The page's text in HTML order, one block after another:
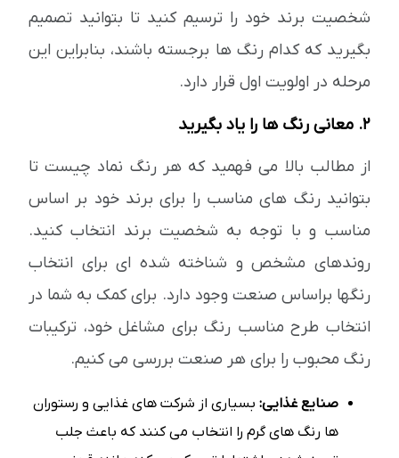
شخصیت برند خود را ترسیم کنید تا بتوانید تصمیم
بگیرید که کدام رنگ ها برجسته باشند، بنابراین این
مرحله در اولویت اول قرار دارد.
2. معانی رنگ ها را یاد بگیرید
از مطالب بالا می فهمید که هر رنگ نماد چیست تا
بتوانید رنگ های مناسب را برای برند خود بر اساس
مناسب و با توجه به شخصیت برند انتخاب کنید.
روندهای مشخص و شناخته شده ای برای انتخاب
رنگها براساس صنعت وجود دارد. برای کمک به شما در
انتخاب طرح مناسب رنگ برای مشاغل خود، ترکیبات
رنگ محبوب را برای هر صنعت بررسی می کنیم.
صنایع غذایی: بسیاری از شرکت های غذایی و رستوران
ها رنگ های گرم را انتخاب می کنند که باعث جلب